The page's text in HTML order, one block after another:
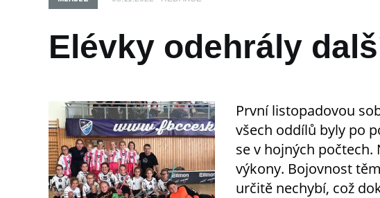
Elévky odehrály
První listopadovou
všech oddílů byly po
se v hojných
výkony. Bojovnost
určitě nechybí, což